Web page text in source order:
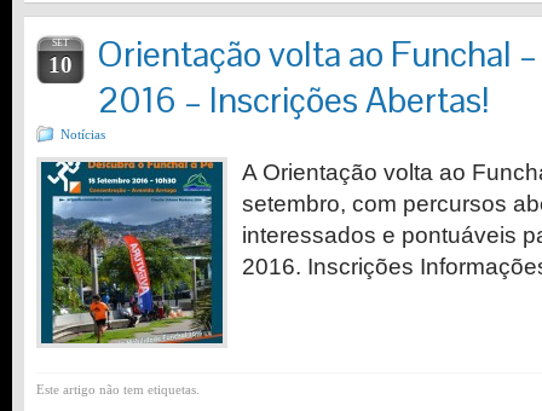
SET
10
Orientação volta ao Funchal
2016 – Inscrições Abertas!
Notícias
A Orientação volta ao
setembro, com percursos
interessados e pontuáveis
2016. Inscrições
Este artigo não tem etiquetas.